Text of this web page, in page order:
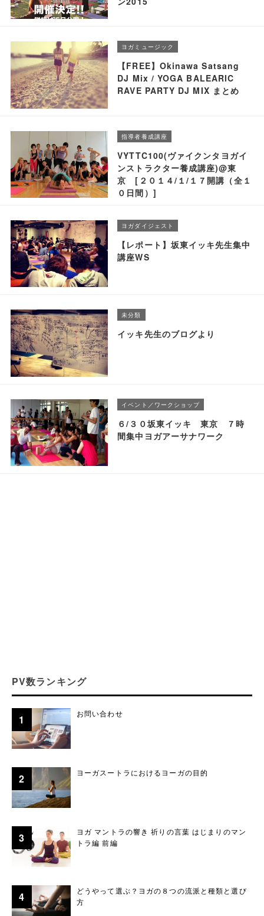
ヨガミュージック
【FREE】Okinawa Satsang
DJ Mix / YOGA BALEARIC
RAVE PARTY DJ MIX まとめ
指導者養成講座
VYTTC100(ヴァイクンタヨガイ
ンストラクター養成講座)@東
京 [２０１４/１/１７開講（全１
０日間）]
ヨガダイジェスト
【レポート】坂東イッキ先生集中
講座WS
未分類
イッキ先生のブログより
イベント／ワークショップ
６/３０坂東イッキ 東京 ７時
間集中ヨガアーサナワーク
PV数ランキング
お問い合わせ
ヨーガスートラにおけるヨーガの目的
ヨガ マントラの響き 祈りの言葉 はじまりのマン
トラ編 前編
どうやって選ぶ？ヨガの８つの流派と種類と選び
方